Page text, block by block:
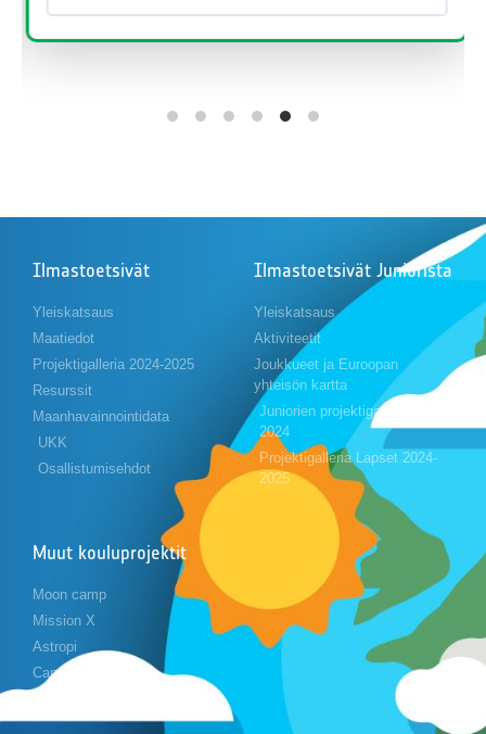
Ilmastoetsivät
Yleiskatsaus
Maatiedot
Projektigalleria 2024-2025
Resurssit
Maanhavainnointidata
UKK
Osallistumisehdot
Ilmastoetsivät Juniorista
Yleiskatsaus
Aktiviteetit
Joukkueet ja Euroopan
yhteisön kartta
Juniorien projektigalleria 2023-
2024
Projektigalleria Lapset 2024-
2025
Muut kouluprojektit
Moon camp
Mission X
Astropi
Cansat